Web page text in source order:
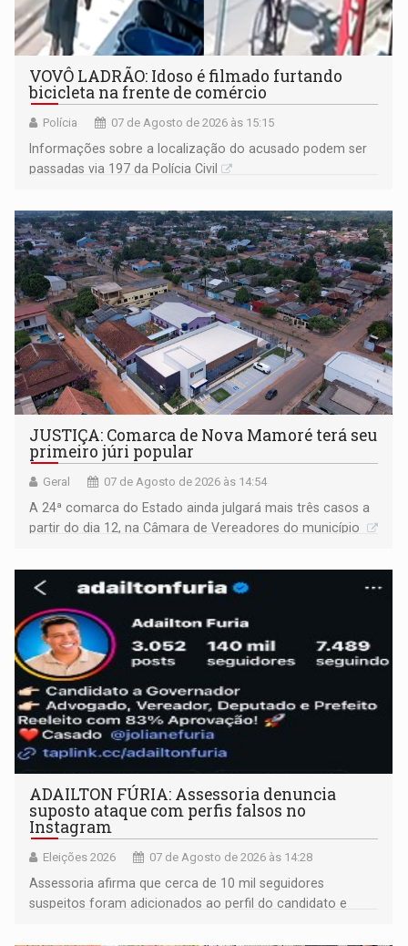
VOVÔ LADRÃO: Idoso é filmado furtando
bicicleta na frente de comércio
Polícia 07 de Agosto de 2026 às 15:15
Informações sobre a localização do acusado podem ser
passadas via 197 da Polícia Civil
JUSTIÇA: Comarca de Nova Mamoré terá seu
primeiro júri popular
Geral 07 de Agosto de 2026 às 14:54
A 24ª comarca do Estado ainda julgará mais três casos a
partir do dia 12, na Câmara de Vereadores do município
ADAILTON FÚRIA: Assessoria denuncia
suposto ataque com perfis falsos no
Instagram
Eleições 2026 07 de Agosto de 2026 às 14:28
Assessoria afirma que cerca de 10 mil seguidores
suspeitos foram adicionados ao perfil do candidato e